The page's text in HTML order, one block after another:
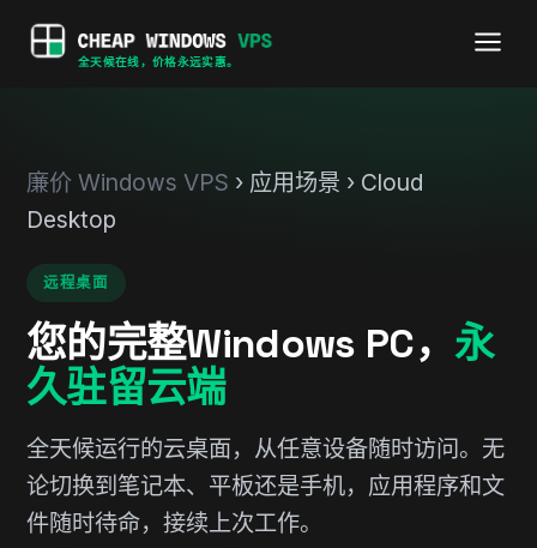
全天候在线，价格永远实惠。
廉价 Windows VPS › 应用场景 › Cloud
Desktop
远程桌面
您的完整Windows PC， 永
久驻留云端
全天候运行的云桌面，从任意设备随时访问。无
论切换到笔记本、平板还是手机，应用程序和文
件随时待命，接续上次工作。